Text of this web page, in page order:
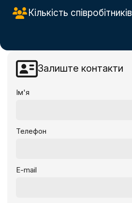
Кількість співробітників
Залиште контакти
Ім'я
Телефон
E-mail